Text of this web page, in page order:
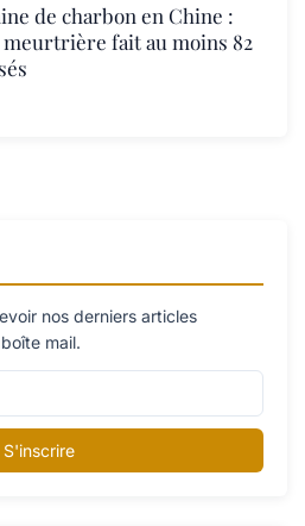
de charbon en Chine :
meurtrière fait au moins 82
nos derniers articles
mail.
S'inscrire